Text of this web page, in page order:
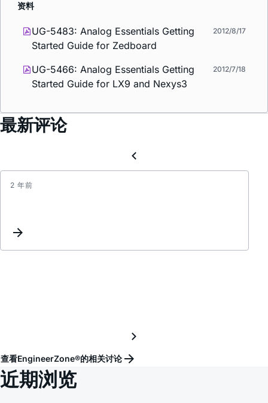
资料
UG-5483: Analog Essentials Getting
Started Guide for Zedboard
2012/8/17
UG-5466: Analog Essentials Getting
Started Guide for LX9 and Nexys3
2012/7/18
最新评论
2 年前
查看EngineerZone®的相关讨论
近期浏览